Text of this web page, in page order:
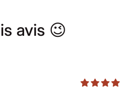
avis 😉